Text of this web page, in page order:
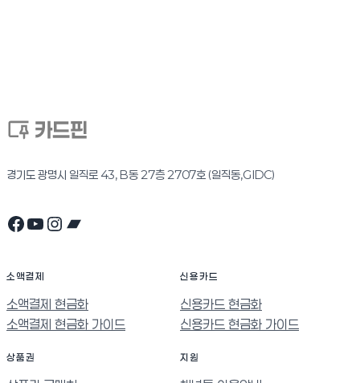
경기도 광명시 일직로 43, B동 27층 2707호 (일직동,GIDC)
Facebook YouTube Instagram Bandcamp
소액결제
소액결제 현금화
소액결제 현금화 가이드
신용카드
신용카드 현금화
신용카드 현금화 가이드
상품권 지원